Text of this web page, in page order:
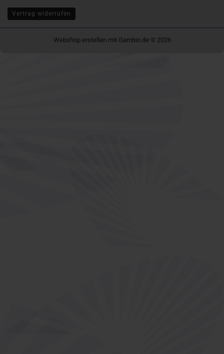
Vertrag widerrufen
Webshop erstellen mit Gambio.de © 2026